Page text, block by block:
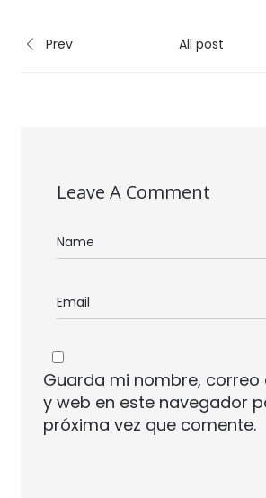
Prev All post
Leave A Comment
Guarda mi nombre, correo
y web en este navegador
próxima vez que comente.